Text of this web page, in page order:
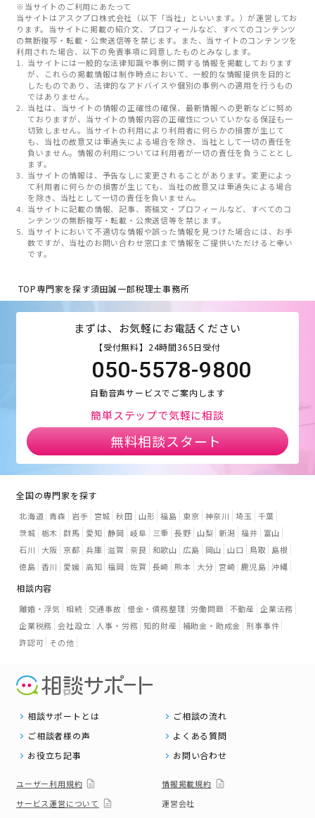
※当サイトのご利用にあたって
当サイトはアスクプロ株式会社（以下「当社」といいます。）が運営してお
ります。当サイトに掲載の紹介文、プロフィールなど、すべてのコンテンツ
の無断複写・転載・公衆送信等を禁じます。また、当サイトのコンテンツを
利用された場合、以下の免責事項に同意したものとみなします。
当サイトには一般的な法律知識や事例に関する情報を掲載しております
が、これらの掲載情報は制作時点において、一般的な情報提供を目的と
したものであり、法律的なアドバイスや個別の事例への適用を行うもの
ではありません。
当社は、当サイトの情報の正確性の確保、最新情報への更新などに努め
ておりますが、当サイトの情報内容の正確性についていかなる保証も一
切致しません。当サイトの利用により利用者に何らかの損害が生じて
も、当社の故意又は重過失による場合を除き、当社として一切の責任を
負いません。情報の利用については利用者が一切の責任を負うこととし
ます。
当サイトの情報は、予告なしに変更されることがあります。変更によっ
て利用者に何らかの損害が生じても、当社の故意又は重過失による場合
を除き、当社として一切の責任を負いません。
当サイトに記載の情報、記事、寄稿文・プロフィールなど、すべてのコ
ンテンツの無断複写・転載・公衆送信等を禁じます。
当サイトにおいて不適切な情報や誤った情報を見つけた場合には、お手
数ですが、当社のお問い合わせ窓口まで情報をご提供いただけると幸い
です。
TOP専門家を探す須田誠一郎税理士事務所
まずは、お気軽にお電話ください
【受付無料】24時間365日受付
050-5578-9800
自動音声サービスでご案内します
簡単ステップで気軽に相談
無料相談スタート
全国の専門家を探す
北海道 青森 岩手 宮城 秋田 山形 福島 東京 神奈川 埼玉 千葉
茨城 栃木 群馬 愛知 静岡 岐阜 三重 長野 山梨 新潟 福井
富山
石川
大阪 京都 兵庫 滋賀 奈良 和歌山 広島 岡山 山口 鳥取
島根
徳島 香川 愛媛 高知 福岡 佐賀 長崎 熊本 大分 宮崎 鹿児島 沖縄
相談内容
離婚・浮気 相続 交通事故 借金・債務整理 労働問題 不動産 企業法務
企業税務 会社設立 人事・労務 知的財産 補助金・助成金 刑事事件
許認可 その他
相談サポートとは
ご相談の流れ
ご相談者様の声
よくある質問
お役立ち記事
お問い合わせ
ユーザー利用規約
情報掲載規約
サービス運営について
運営会社